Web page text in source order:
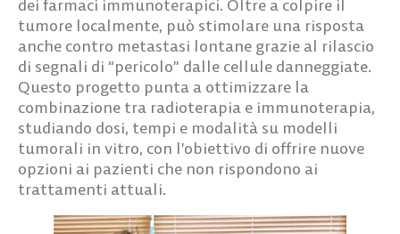
dei farmaci immunoterapici. Oltre a colpire il
tumore localmente, può stimolare una risposta
anche contro metastasi lontane grazie al rilascio
di segnali di “pericolo” dalle cellule danneggiate.
Questo progetto punta a ottimizzare la
combinazione tra radioterapia e immunoterapia,
studiando dosi, tempi e modalità su modelli
tumorali in vitro, con l’obiettivo di offrire nuove
opzioni ai pazienti che non rispondono ai
trattamenti attuali.